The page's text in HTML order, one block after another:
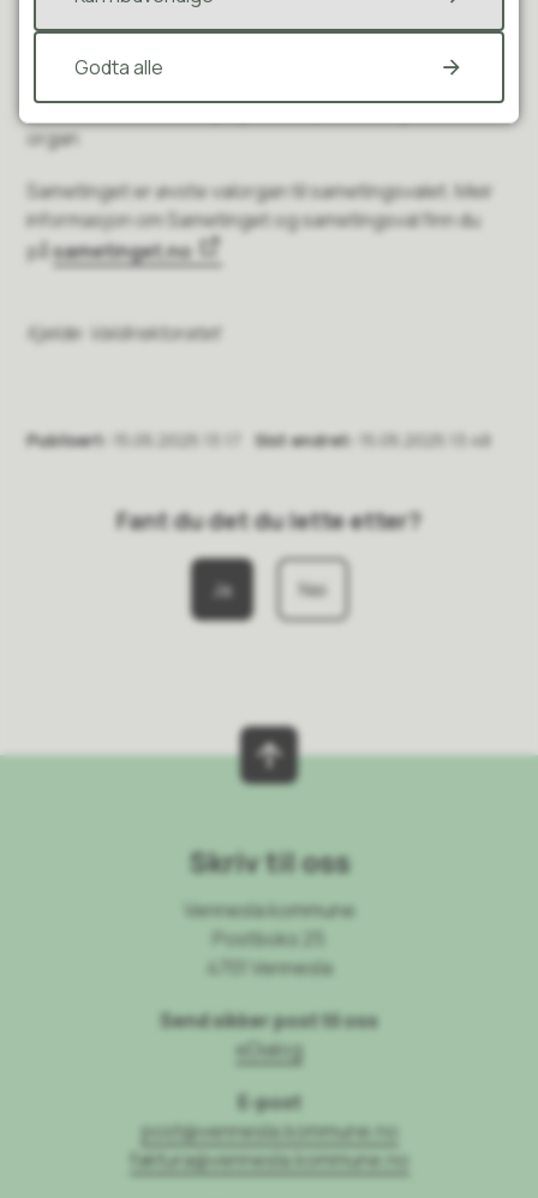
valt 39 representantar frå heile landet.
Sametinget er det folkevalde parlamentet for det
samiske folket i Noreg og er eit sjølvstendig folkevalt
organ
Sametinget er øvste valorgan til sametingsvalet. Meir
informasjon om Sametinget og sametingsval finn du
påsametinget.no
Kjelde: Valdirektoratet
Publisert 15.05.2025 13:17 Sist endret 15.05.2025 13:48
Fant du det du lette etter?
Ja Nei
Skriv til oss
Vennesla kommune
Postboks 25
4701 Vennesla
Send sikker post til oss
eDialog
E-post
post@vennesla.kommune.no
faktura@vennesla.kommune.no
Godta alle